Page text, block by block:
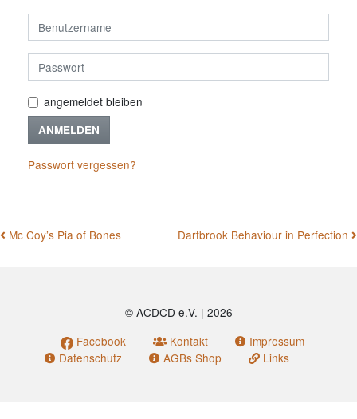
angemeldet bleiben
ANMELDEN
Passwort vergessen?
BEITRAGSNAVIGATION
Mc Coy’s Pia of Bones Dartbrook Behaviour in Perfection
© ACDCD e.V. | 2026
Facebook
Kontakt
Impressum
Datenschutz
AGBs Shop Links